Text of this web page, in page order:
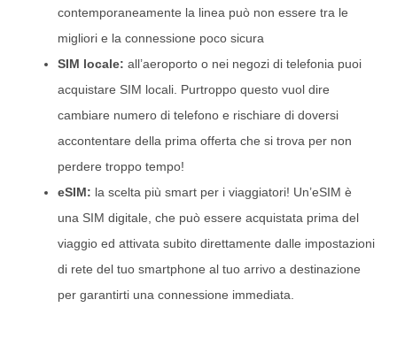
contemporaneamente la linea può non essere tra le
migliori e la connessione poco sicura
SIM locale: all’aeroporto o nei negozi di telefonia puoi
acquistare SIM locali. Purtroppo questo vuol dire
cambiare numero di telefono e rischiare di doversi
accontentare della prima offerta che si trova per non
perdere troppo tempo!
eSIM: la scelta più smart per i viaggiatori! Un’eSIM è
una SIM digitale, che può essere acquistata prima del
viaggio ed attivata subito direttamente dalle impostazioni
di rete del tuo smartphone al tuo arrivo a destinazione
per garantirti una connessione immediata.